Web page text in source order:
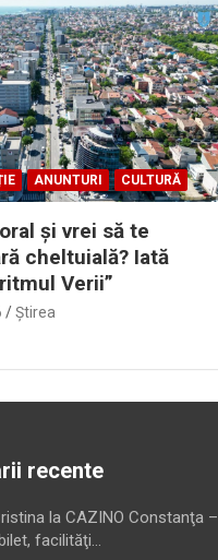
ANUNTURI CULTURĂ
şi vrei să te
cheltuială? Iată
Verii”
Ştirea
recente
la CAZINO Constanţa –
facilităţi…